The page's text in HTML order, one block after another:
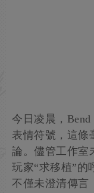
今日凌晨，
表情符號，這條
論。儘管工作室
玩家“求移植”的
不僅未澄清傳言